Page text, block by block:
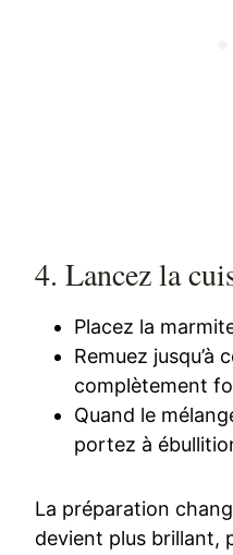
4. Lancez la
Placez la
Remuez jusqu’à
complètement
Quand le
portez à
La préparation
devient plus brillant,